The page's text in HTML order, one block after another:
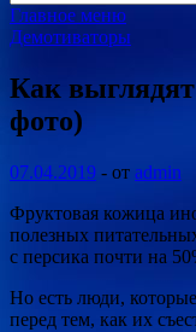
Главное меню
Демотиваторы
Как
фото)
07.04.2019 - от admin
Фруктовая кожица
полезных
с персика почти на
Но есть люди,
перед тем, как их